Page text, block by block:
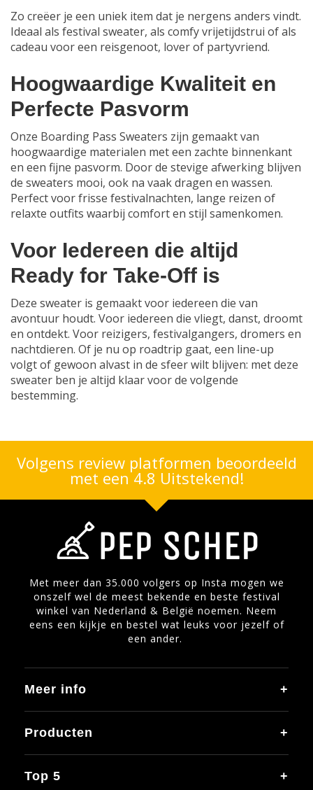
Zo creëer je een uniek item dat je nergens anders vindt.
Ideaal als festival sweater, als comfy vrijetijdstrui of als
cadeau voor een reisgenoot, lover of partyvriend.
Hoogwaardige Kwaliteit en
Perfecte Pasvorm
Onze Boarding Pass Sweaters zijn gemaakt van
hoogwaardige materialen met een zachte binnenkant
en een fijne pasvorm. Door de stevige afwerking blijven
de sweaters mooi, ook na vaak dragen en wassen.
Perfect voor frisse festivalnachten, lange reizen of
relaxte outfits waarbij comfort en stijl samenkomen.
Voor Iedereen die altijd
Ready for Take-Off is
Deze sweater is gemaakt voor iedereen die van
avontuur houdt. Voor iedereen die vliegt, danst, droomt
en ontdekt. Voor reizigers, festivalgangers, dromers en
nachtdieren. Of je nu op roadtrip gaat, een line-up
volgt of gewoon alvast in de sfeer wilt blijven: met deze
sweater ben je altijd klaar voor de volgende
bestemming.
Volgens review platformen beoordeeld
met een 4.8 Uitstekend!
Met meer dan 35.000 volgers op Insta mogen we
onszelf wel de meest bekende en beste festival
winkel van Nederland & België noemen. Neem
eens een kijkje en bestel wat leuks voor jezelf of
een ander.
Meer info
Producten
Top 5